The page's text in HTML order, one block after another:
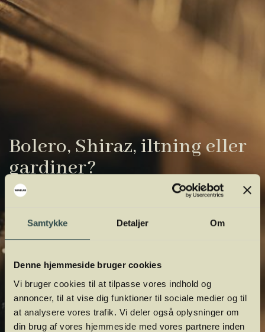
Samtykke Detaljer Om
Denne hjemmeside bruger cookies
Vi bruger cookies til at tilpasse vores indhold og
annoncer, til at vise dig funktioner til sociale medier og til
at analysere vores trafik. Vi deler også oplysninger om
din brug af vores hjemmeside med vores partnere inden
Bolero, Shiraz, iltning eller
gardiner?
Vinens verden er fuld af komplicerede
vinordbog, så du lettere kan navigere og